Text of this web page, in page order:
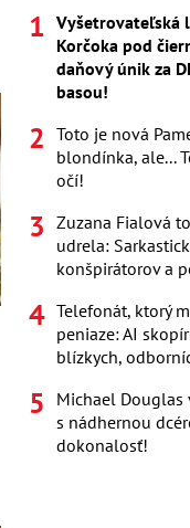
Vyšetrovateľská
Korčoka pod
daňový únik za
basou!
Toto je nová
blondínka, ale...
očí!
Zuzana Fialová
udrela:
konšpirátorov a
Telefonát, ktorý
peniaze: AI
blízkych,
Michael
s nádhernou
dokonalosť!